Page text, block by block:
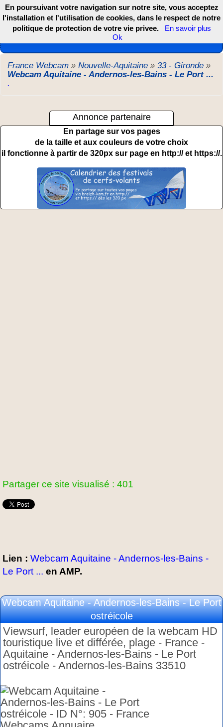
Les webcams de France, DOM TOM et COM
France Webcam » Nouvelle-Aquitaine » 33 - Gironde »
Webcam Aquitaine - Andernos-les-Bains - Le Port ...
.
Annonce partenaire
En partage sur vos pages
de la taille et aux couleurs de votre choix
il fonctionne à partir de 320px sur page en http:// et https://.
Partager ce site visualisé : 401
Lien : Webcam Aquitaine - Andernos-les-Bains -
Le Port ... en AMP.
Webcam Aquitaine - Andernos-les-Bains - Le Port
ostréicole
Viewsurf, leader européen de la webcam HD
touristique live et différée, plage - France -
Aquitaine - Andernos-les-Bains - Le Port
ostréicole - Andernos-les-Bains 33510
En poursuivant votre navigation sur notre site, vous acceptez
l'installation et l'utilisation de cookies, dans le respect de notre
politique de protection de votre vie privee.
En savoir plus
Ok